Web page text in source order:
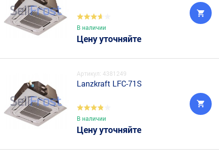
В наличии
Цену уточняйте
Артикул: 4381249
Lanzkraft LFC-71S
В наличии
Цену уточняйте